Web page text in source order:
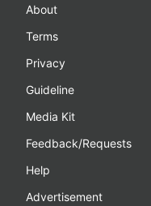
About
Terms
Privacy
Guideline
Media Kit
Feedback/Requests
Help
Advertisement